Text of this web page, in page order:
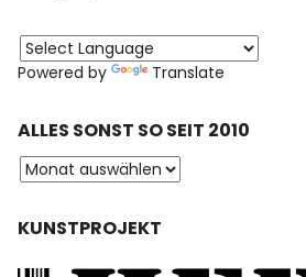
Powered by Translate
ALLES SONST SO SEIT 2010
KUNSTPROJEKT